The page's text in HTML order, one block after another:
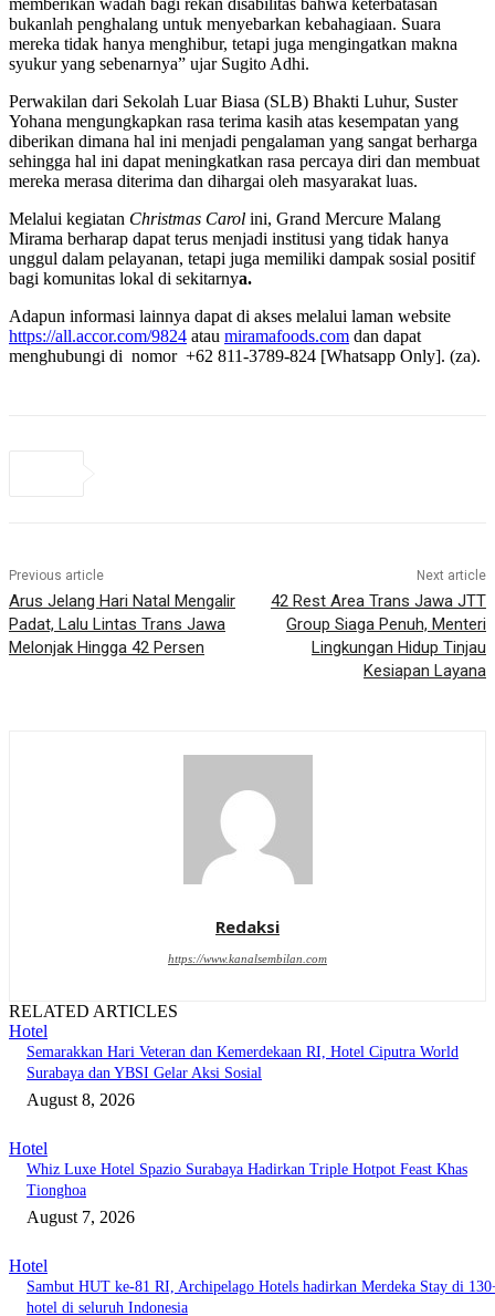
memberikan wadah bagi rekan disabilitas bahwa keterbatasan
bukanlah penghalang untuk menyebarkan kebahagiaan. Suara
mereka tidak hanya menghibur, tetapi juga mengingatkan makna
syukur yang sebenarnya” ujar Sugito Adhi.
Perwakilan dari Sekolah Luar Biasa (SLB) Bhakti Luhur, Suster
Yohana mengungkapkan rasa terima kasih atas kesempatan yang
diberikan dimana hal ini menjadi pengalaman yang sangat berharga
sehingga hal ini dapat meningkatkan rasa percaya diri dan membuat
mereka merasa diterima dan dihargai oleh masyarakat luas.
Melalui kegiatan Christmas Carol ini, Grand Mercure Malang
Mirama berharap dapat terus menjadi institusi yang tidak hanya
unggul dalam pelayanan, tetapi juga memiliki dampak sosial positif
bagi komunitas lokal di sekitarnya.
Adapun informasi lainnya dapat di akses melalui laman website
https://all.accor.com/9824 atau miramafoods.com dan dapat
menghubungi di nomor +62 811-3789-824 [Whatsapp Only]. (za).
Previous article
Arus Jelang Hari Natal Mengalir
Padat, Lalu Lintas Trans Jawa
Melonjak Hingga 42 Persen
Next article
42 Rest Area Trans Jawa JTT
Group Siaga Penuh, Menteri
Lingkungan Hidup Tinjau
Kesiapan Layana
Redaksi
https://www.kanalsembilan.com
RELATED ARTICLES
Hotel
Semarakkan Hari Veteran dan Kemerdekaan RI, Hotel Ciputra World
Surabaya dan YBSI Gelar Aksi Sosial
August 8, 2026
Hotel
Whiz Luxe Hotel Spazio Surabaya Hadirkan Triple Hotpot Feast Khas
Tionghoa
August 7, 2026
Hotel
Sambut HUT ke-81 RI, Archipelago Hotels hadirkan Merdeka Stay di
hotel di seluruh Indonesia